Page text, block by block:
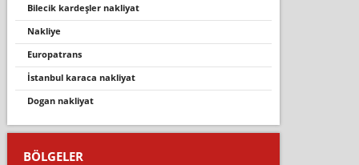
bilecik kardeşler nakli̇yat
nakliye
europatrans
i̇stanbul karaca nakliyat
dogan nakliyat
BÖLGELER